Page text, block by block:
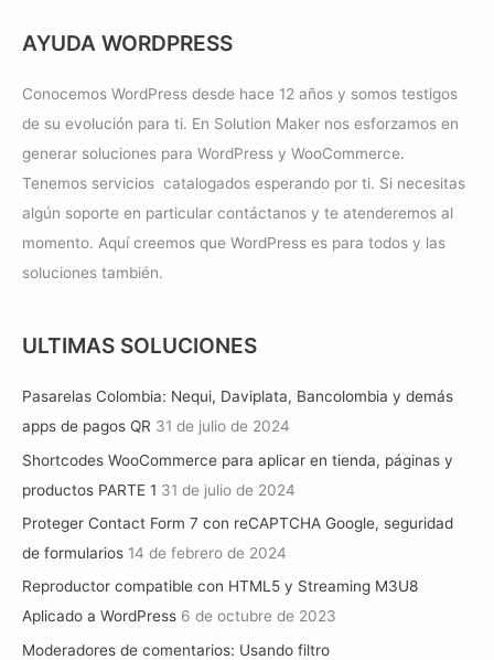
AYUDA WORDPRESS
Conocemos WordPress desde hace 12 años y somos testigos
de su evolución para ti. En Solution Maker nos esforzamos en
generar soluciones para WordPress y WooCommerce.
Tenemos servicios catalogados esperando por ti. Si necesitas
algún soporte en particular contáctanos y te atenderemos al
momento. Aquí creemos que WordPress es para todos y las
soluciones también.
ULTIMAS SOLUCIONES
Pasarelas Colombia: Nequi, Daviplata, Bancolombia y demás
apps de pagos QR 31 de julio de 2024
Shortcodes WooCommerce para aplicar en tienda, páginas y
productos PARTE 1 31 de julio de 2024
Proteger Contact Form 7 con reCAPTCHA Google, seguridad
de formularios 14 de febrero de 2024
Reproductor compatible con HTML5 y Streaming M3U8
Aplicado a WordPress 6 de octubre de 2023
Moderadores de comentarios: Usando filtro